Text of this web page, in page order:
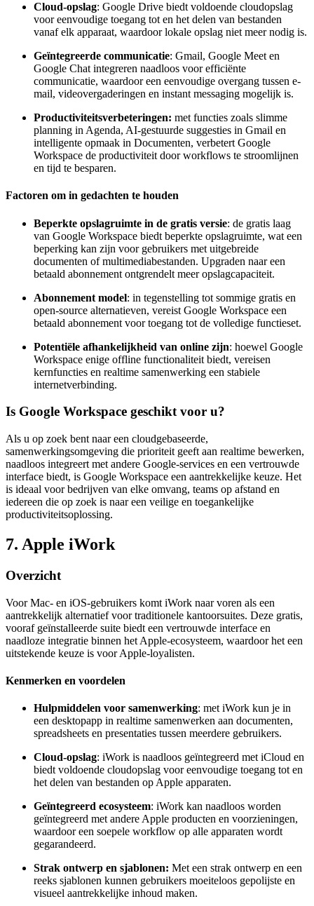
Cloud-opslag: Google Drive biedt voldoende cloudopslag
voor eenvoudige toegang tot en het delen van bestanden
vanaf elk apparaat, waardoor lokale opslag niet meer nodig is.
Geïntegreerde communicatie: Gmail, Google Meet en
Google Chat integreren naadloos voor efficiënte
communicatie, waardoor een eenvoudige overgang tussen e-
mail, videovergaderingen en instant messaging mogelijk is.
Productiviteitsverbeteringen: met functies zoals slimme
planning in Agenda, AI-gestuurde suggesties in Gmail en
intelligente opmaak in Documenten, verbetert Google
Workspace de productiviteit door workflows te stroomlijnen
en tijd te besparen.
Factoren om in gedachten te houden
Beperkte opslagruimte in de gratis versie: de gratis laag
van Google Workspace biedt beperkte opslagruimte, wat een
beperking kan zijn voor gebruikers met uitgebreide
documenten of multimediabestanden. Upgraden naar een
betaald abonnement ontgrendelt meer opslagcapaciteit.
Abonnement model: in tegenstelling tot sommige gratis en
open-source alternatieven, vereist Google Workspace een
betaald abonnement voor toegang tot de volledige functieset.
Potentiële afhankelijkheid van online zijn: hoewel Google
Workspace enige offline functionaliteit biedt, vereisen
kernfuncties en realtime samenwerking een stabiele
internetverbinding.
Is Google Workspace geschikt voor u?
Als u op zoek bent naar een cloudgebaseerde,
samenwerkingsomgeving die prioriteit geeft aan realtime bewerken,
naadloos integreert met andere Google-services en een vertrouwde
interface biedt, is Google Workspace een aantrekkelijke keuze. Het
is ideaal voor bedrijven van elke omvang, teams op afstand en
iedereen die op zoek is naar een veilige en toegankelijke
productiviteitsoplossing.
7. Apple iWork
Overzicht
Voor Mac- en iOS-gebruikers komt iWork naar voren als een
aantrekkelijk alternatief voor traditionele kantoorsuites. Deze gratis,
vooraf geïnstalleerde suite biedt een vertrouwde interface en
naadloze integratie binnen het Apple-ecosysteem, waardoor het een
uitstekende keuze is voor Apple-loyalisten.
Kenmerken en voordelen
Hulpmiddelen voor samenwerking: met iWork kun je in
een desktopapp in realtime samenwerken aan documenten,
spreadsheets en presentaties tussen meerdere gebruikers.
Cloud-opslag: iWork is naadloos geïntegreerd met iCloud en
biedt voldoende cloudopslag voor eenvoudige toegang tot en
het delen van bestanden op Apple apparaten.
Geïntegreerd ecosysteem: iWork kan naadloos worden
geïntegreerd met andere Apple producten en voorzieningen,
waardoor een soepele workflow op alle apparaten wordt
gegarandeerd.
Strak ontwerp en sjablonen: Met een strak ontwerp en een
reeks sjablonen kunnen gebruikers moeiteloos gepolijste en
visueel aantrekkelijke inhoud maken.